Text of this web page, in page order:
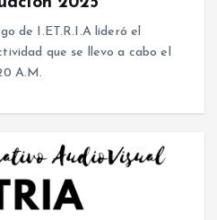
de I.ET.R.I.A lideró el
que se llevo a cabo el
A.M.